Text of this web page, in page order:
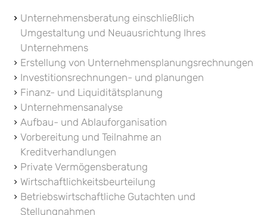
LEISTUNGEN
RECHNUNGSWESEN
STEUERBERATUNG
UNTERNEHMENSBERATUNG
GRÜNDUNGSBERATUNG
TRANSAKTIONEN UND
UMSTRUKTURIERUNGEN
UNTERNEHMENSNACHFOLGE
WIRTSCHAFTSPRÜFUNG
Unternehmensberatung einschließlich
Umgestaltung und Neuausrichtung Ihres
Unternehmens
Erstellung von Unternehmensplanungsrechnungen
Investitionsrechnungen- und planungen
Finanz- und Liquiditätsplanung
Unternehmensanalyse
Aufbau- und Ablauforganisation
Vorbereitung und Teilnahme an
Kreditverhandlungen
Private Vermögensberatung
Wirtschaftlichkeitsbeurteilung
Betriebswirtschaftliche Gutachten und
Stellungnahmen